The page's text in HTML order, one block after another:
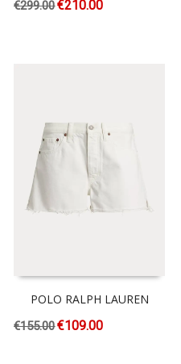
€299.00€210.00
POLO RALPH LAUREN
€155.00€109.00